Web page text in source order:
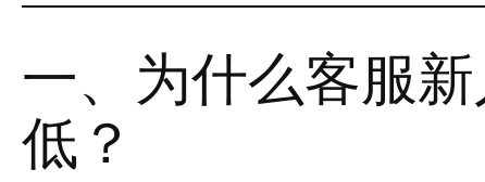
一、为什么客服
低？